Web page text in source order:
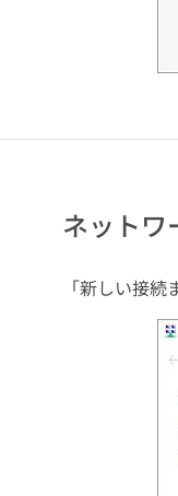
ネットワ
「新しい接